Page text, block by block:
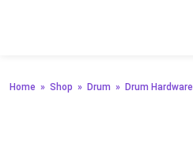
Home » Shop » Drum » Drum Hardware